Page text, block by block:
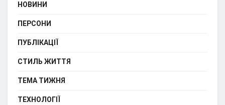
НОВИНИ
ПЕРСОНИ
ПУБЛІКАЦІЇ
СТИЛЬ ЖИТТЯ
ТЕМА ТИЖНЯ
ТЕХНОЛОГІЇ